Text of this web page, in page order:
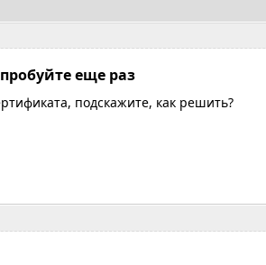
еще раз
подскажите, как решить?